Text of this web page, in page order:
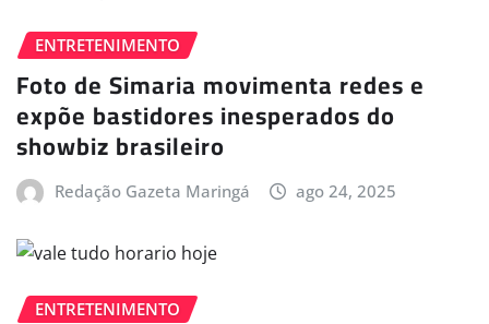
ENTRETENIMENTO
Foto de Simaria movimenta redes e
expõe bastidores inesperados do
showbiz brasileiro
Redação Gazeta Maringá ago 24, 2025
ENTRETENIMENTO